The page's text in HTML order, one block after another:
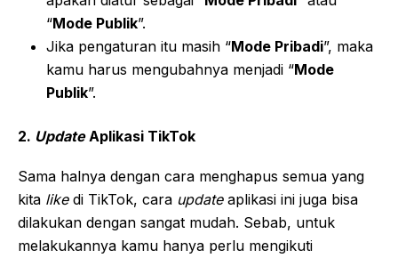
“Mode Publik”.
Jika pengaturan itu masih “Mode Pribadi”, maka
kamu harus mengubahnya menjadi “Mode
Publik”.
2. Update Aplikasi TikTok
Sama halnya dengan cara menghapus semua yang
kita like di TikTok, cara update aplikasi ini juga bisa
dilakukan dengan sangat mudah. Sebab, untuk
melakukannya kamu hanya perlu mengikuti